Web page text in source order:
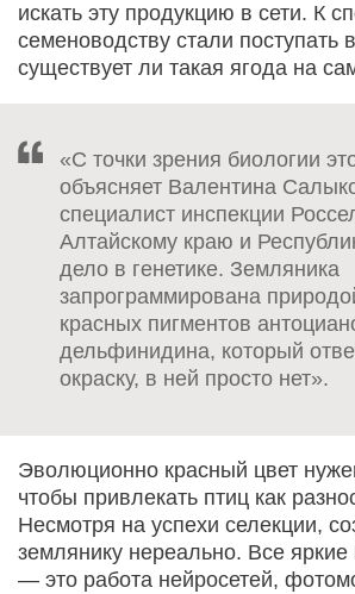
искать эту продукцию в сети. К
семеноводству стали поступать
существует ли такая ягода на
«С точки зрения биологии
объясняет Валентина
специалист инспекции
Алтайскому краю и
дело в генетике. Земляника
запрограммирована
красных пигментов
дельфинидина, который
окраску, в ней просто нет».
Эволюционно красный цвет
чтобы привлекать птиц как
Несмотря на успехи селекции,
землянику нереально. Все яркие
— это работа нейросетей,